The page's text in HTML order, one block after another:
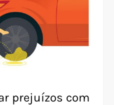
prejuízos com